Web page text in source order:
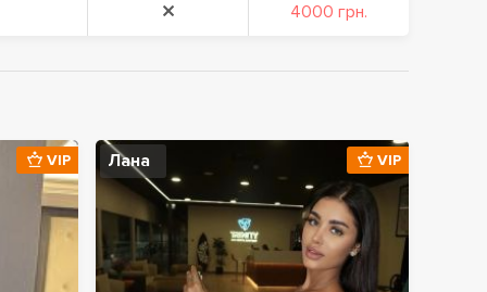
4000 грн.
VIP Лана VIP